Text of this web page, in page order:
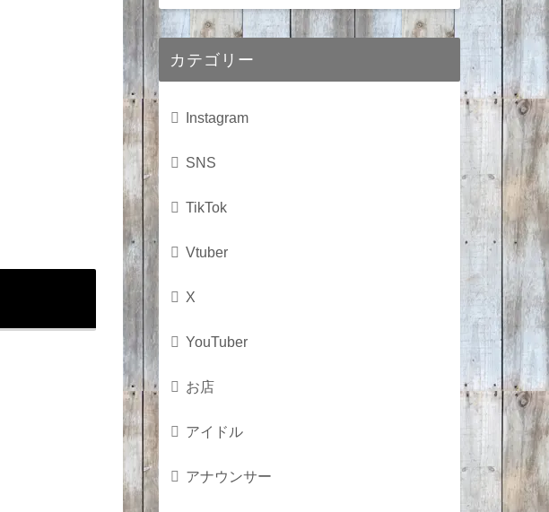
カテゴリー
Instagram
SNS
TikTok
Vtuber
X
YouTuber
お店
アイドル
アナウンサー